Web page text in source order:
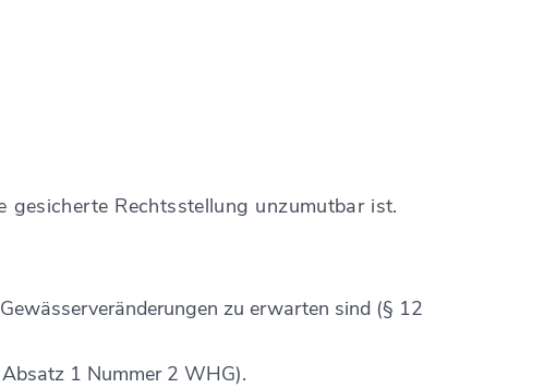
Rechtsstellung unzumutbar ist.
zu erwarten sind (§ 12
1 Nummer 2 WHG).